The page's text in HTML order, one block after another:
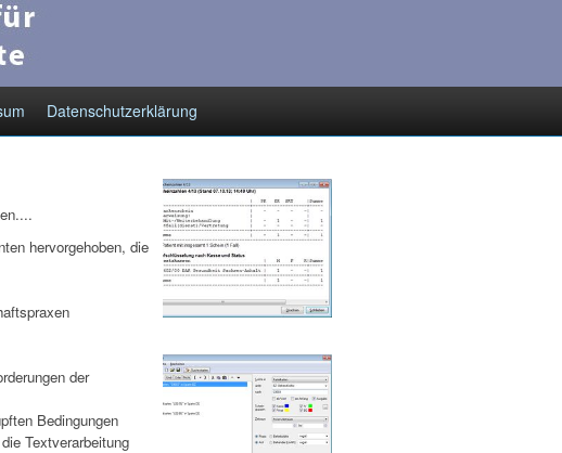
Datenschutzerklärung
hervorgehoben, die
der
Bedingungen
Textverarbeitung